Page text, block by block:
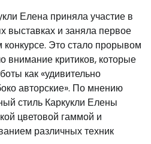
Елена приняла участие в
выставках и заняла первое
Это стало прорывом
внимание критиков, которые
как «удивительно
авторские». По мнению
стиль Каркукли Елены
цветовой гаммой и
различных техник